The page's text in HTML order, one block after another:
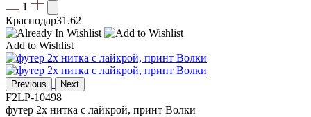
1
Краснодар31.62
Add to Wishlist
Previous Next
F2LP-10498
футер 2х нитка с лайкрой, принт Волки